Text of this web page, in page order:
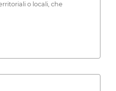
o locali, che